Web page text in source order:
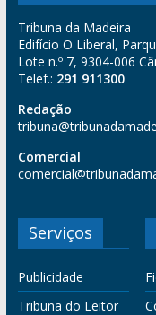
Tribuna da Madeira
Edifício O Liberal,
Lote n.º 7, 9304-006
Telef.: 291 911300
Redação
Comercial
Serviços
Publicidade
Tribuna do Leitor